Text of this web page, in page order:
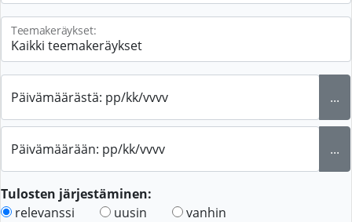
Teemakeräykset:
Päivämäärästä: pp/kk/vvvv ...
Päivämäärään: pp/kk/vvvv ...
Tulosten järjestäminen:
relevanssi
uusin vanhin